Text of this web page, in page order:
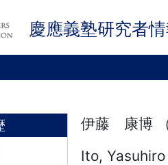
慶應義塾研究者
伊藤 康博
Ito, Yasuhiro